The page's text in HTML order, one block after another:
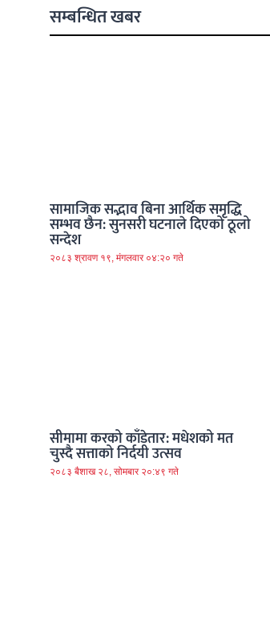
सम्बन्धित खबर
सामाजिक सद्भाव बिना आर्थिक समृद्धि
सम्भव छैन: सुनसरी घटनाले दिएको ठूलो
सन्देश
२०८३ श्रावण १९, मंगलवार ०४:२० गते
सीमामा करको काँडेतार: मधेशको मत
चुस्दै सत्ताको निर्दयी उत्सव
२०८३ बैशाख २८, सोमबार २०:४९ गते